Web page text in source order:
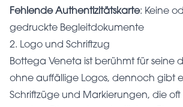
Fehlende Authentizitätskarte: Keine
gedruckte Begleitdokumente
2. Logo und Schriftzug
Bottega Veneta ist berühmt für seine
ohne auffällige Logos, dennoch gibt
Schriftzüge und Markierungen, die